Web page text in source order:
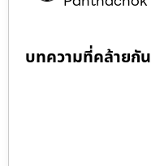
บทความที่คล้ายกัน